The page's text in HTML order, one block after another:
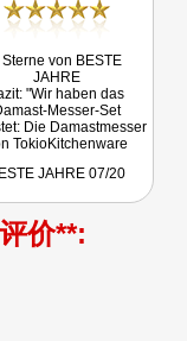
von BESTE
JAHRE
"Wir haben das
Messer-Set
Die Damastmesser
TokioKitchenware
auch nach
zum reinsten
Vergnügen."
JAHRE 07/20
价**: